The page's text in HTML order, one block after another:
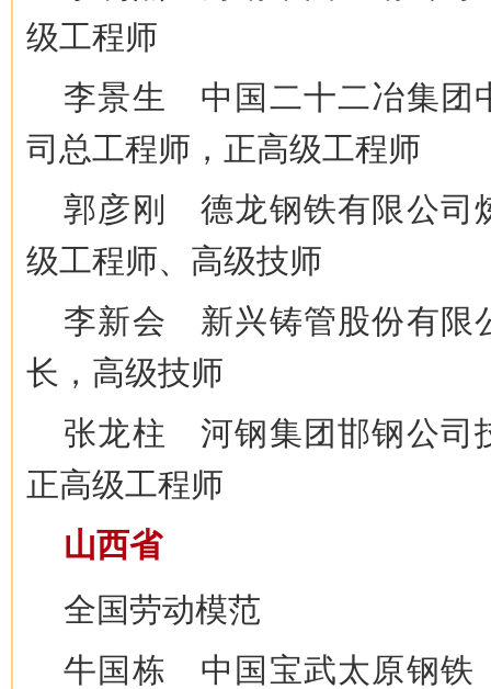
级工程师
李景生 中国二十二冶集团
司总工程师，正高级工程师
郭彦刚 德龙钢铁有限公司
级工程师、高级技师
李新会 新兴铸管股份有限
长，高级技师
张龙柱 河钢集团邯钢公司
正高级工程师
山西省
全国劳动模范
牛国栋 中国宝武太原钢铁